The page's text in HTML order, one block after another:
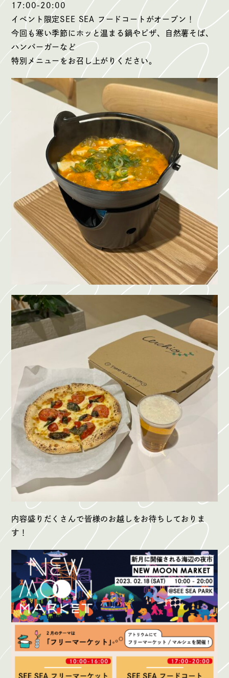
17:00-20:00
イベント限定SEE SEA フードコートがオープン！
今回も寒い季節にホッと温まる鍋やピザ、自然薯そば、
ハンバーガーなど
特別メニューをお召し上がりください。
内容盛りだくさんで皆様のお越しをお待ちしておりま
す！